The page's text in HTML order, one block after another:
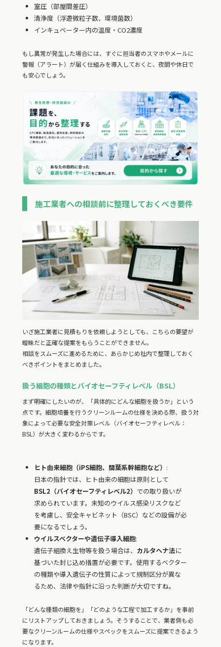
室圧（部屋間差圧）
清浄度（浮遊微粒子数、環境菌数）
インキュベーター内の温度・CO2濃度
もし異常が発生した場合には、すぐに担当者のスマホやメールに
警報（アラート）が届く仕組みを導入しておくと、夜間や休日で
も安心でしょう。
施工業者への相談前に整理しておくべき要件
いざ施工業者に見積もりを依頼しようとしても、こちらの要望が
曖昧だと正確な提案をもらうことができません。
相談をスムーズに進めるために、あらかじめ社内で整理しておく
べきポイントをまとめました。
扱う細胞の種類とバイオセーフティレベル（BSL）
まず明確にしたいのが、「具体的にどんな細胞を扱うか」という
点です。細胞培養を行うクリーンルームの仕様を決める際、扱う対
象によって必要な安全対策レベル（バイオセーフティレベル：
BSL）が大きく変わるからです。
ヒト由来細胞（iPS細胞、間葉系幹細胞など） :
日本の指針では、ヒト由来の細胞は原則として
BSL2（バイオセーフティレベル2） での取り扱いが
求められています。未知のウイルス感染リスクなど
を考慮し、安全キャビネット（BSC）などの設備が必
要になるでしょう。
ウイルスベクターや遺伝子導入細胞:
遺伝子組換え生物等を扱う場合は、 カルタヘナ法に
基づいた封じ込め措置が必要です。使用するベクター
の種類や導入遺伝子の性質によって規制区分が異な
るため、法律や指針に沿った判断が大切ですね。
「どんな種類の細胞を」「どのような工程で加工するか」を事前
にリストアップしておきましょう。そうすることで、業者側も必
要なクリーンルームの仕様やスペックをスムーズに提案できるよう
になります。